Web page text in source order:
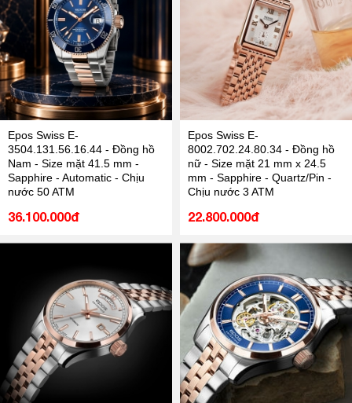
Epos Swiss E-
3504.131.56.16.44 - Đồng hồ
Nam - Size mặt 41.5 mm -
Sapphire - Automatic - Chịu
nước 50 ATM
36.100.000đ
Epos Swiss E-
8002.702.24.80.34 - Đồng hồ
nữ - Size mặt 21 mm x 24.5
mm - Sapphire - Quartz/Pin -
Chịu nước 3 ATM
22.800.000đ